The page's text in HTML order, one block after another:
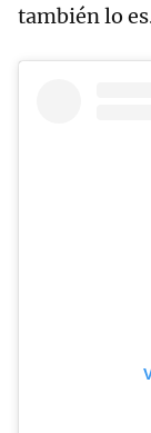
también lo